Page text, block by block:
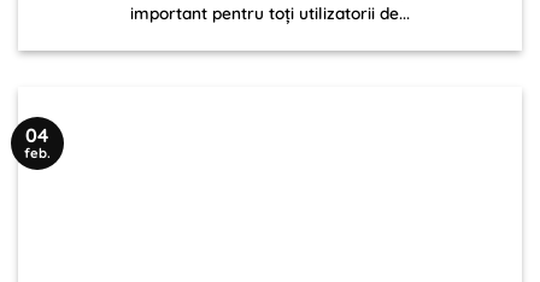
important pentru toți utilizatorii de...
04
feb.